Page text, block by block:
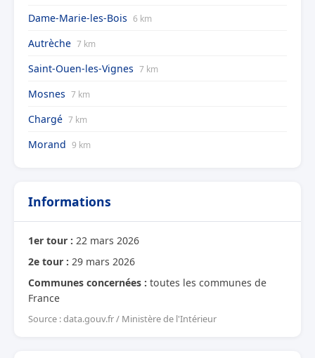
Dame-Marie-les-Bois 6 km
Autrèche 7 km
Saint-Ouen-les-Vignes 7 km
Mosnes 7 km
Chargé 7 km
Morand 9 km
Informations
1er tour : 22 mars 2026
2e tour : 29 mars 2026
Communes concernées : toutes les communes de
France
Source : data.gouv.fr / Ministère de l'Intérieur